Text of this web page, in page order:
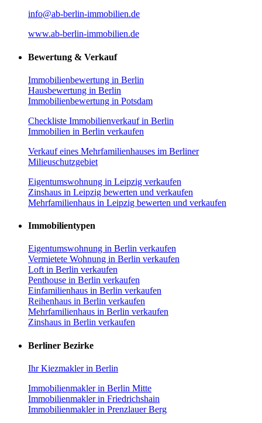
info@ab-berlin-immobilien.de
www.ab-berlin-immobilien.de
Bewertung & Verkauf
Immobilienbewertung in Berlin
Hausbewertung in Berlin
Immobilienbewertung in Potsdam
Checkliste Immobilienverkauf in Berlin
Immobilien in Berlin verkaufen
Verkauf eines Mehrfamilienhauses im Berliner
Milieuschutzgebiet
Eigentumswohnung in Leipzig verkaufen
Zinshaus in Leipzig bewerten und verkaufen
Mehrfamilienhaus in Leipzig bewerten und verkaufen
Immobilientypen
Eigentumswohnung in Berlin verkaufen
Vermietete Wohnung in Berlin verkaufen
Loft in Berlin verkaufen
Penthouse in Berlin verkaufen
Einfamilienhaus in Berlin verkaufen
Reihenhaus in Berlin verkaufen
Mehrfamilienhaus in Berlin verkaufen
Zinshaus in Berlin verkaufen
Berliner Bezirke
Ihr Kiezmakler in Berlin
Immobilienmakler in Berlin Mitte
Immobilienmakler in Friedrichshain
Immobilienmakler in Prenzlauer Berg